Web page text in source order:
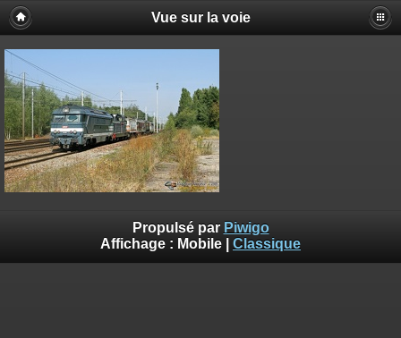
Vue sur la voie
Propulsé par Piwigo
Affichage : Mobile Classique